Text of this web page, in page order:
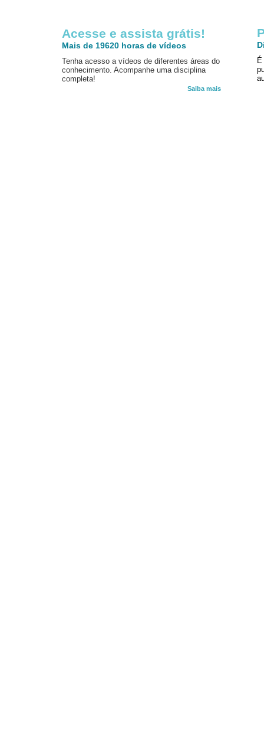
Acesse e assista grátis!
Mais de 19620 horas de vídeos
Tenha acesso a vídeos de diferentes áreas do
conhecimento. Acompanhe uma disciplina
completa!
Saiba mais